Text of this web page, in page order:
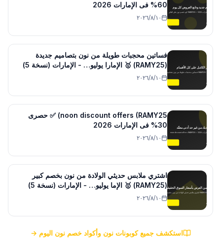
60% فى الإمارات 2026
١٠‏/٨‏/٢٠٢٦
فساتين محجبات طويلة من نون بتصاميم جديدة
(RAMY25) 🥇 الإمارا يوليو… - الإمارات (نسخة 5)
١٠‏/٨‏/٢٠٢٦
noon discount offers (RAMY25) ✅ حصرى
30% فى الإمارات 2026
١٠‏/٨‏/٢٠٢٦
اشتري ملابس حديثي الولادة من نون بخصم كبير
(RAMY25) 🥇 الإما يوليو… - الإمارات (نسخة 5)
١٠‏/٨‏/٢٠٢٦
استكشف جميع كوبونات نون وأكواد خصم نون اليوم →